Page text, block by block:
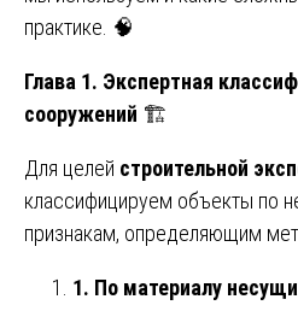
практике. 🧠
Глава 1. Экспертная
сооружений 🏗️
Для целей строительной
классифицируем объекты по
признакам, определяющим
1. По материалу